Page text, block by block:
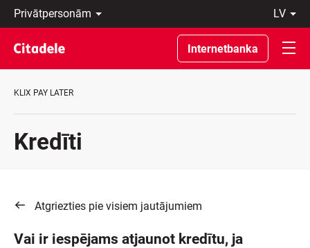
Privātpersonām
Uzņēmumiem
Private
Banking
Par
C
lv
Latviski
По-
русски
In
Internetbanka
KLIX PAY LATER
Kredīti
Atgriezties pie visiem jautājumiem
Vai ir iespējams atjaunot kredītu, ja